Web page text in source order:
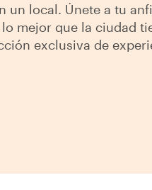
un local. Únete a tu
mejor que la ciudad
exclusiva de